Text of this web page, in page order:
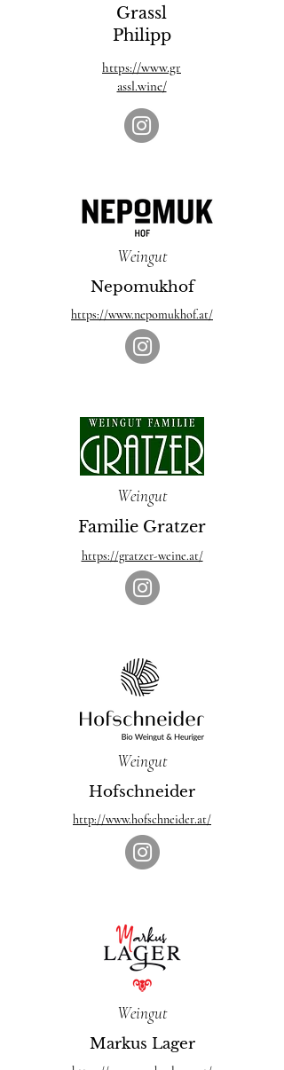
Grassl
Philipp
https://www.gr
assl.wine/
Weingut
Nepomukhof
https://www.nepomukhof.at/
Weingut
Familie Gratzer
https://gratzer-weine.at/
Weingut
Hofschneider
http://www.hofschneider.at/
Weingut
Markus Lager